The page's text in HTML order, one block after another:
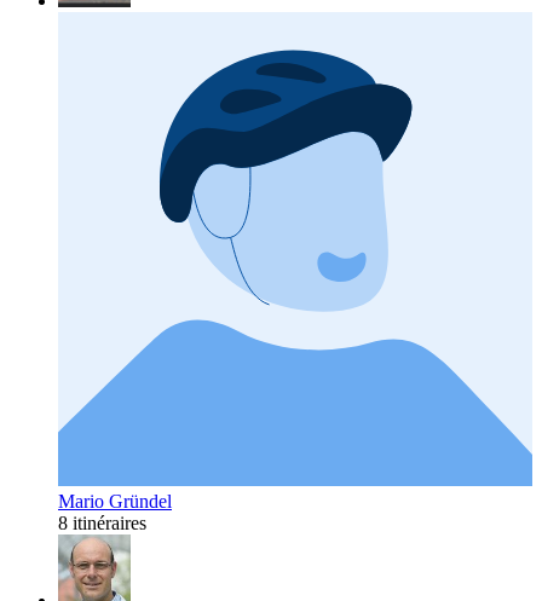
Mario Gründel
8 itinéraires